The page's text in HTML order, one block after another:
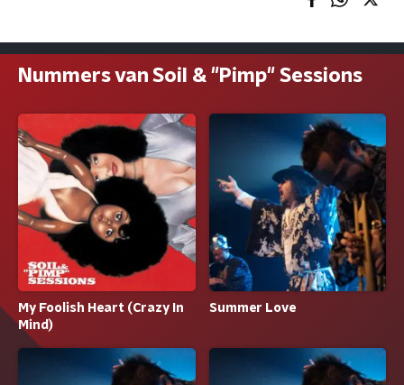
Nummers van Soil & "Pimp" Sessions
My Foolish Heart (Crazy In
Mind)
Summer Love